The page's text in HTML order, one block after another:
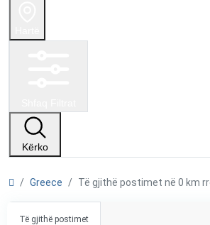
Kërko
Greece Të gjithë postimet në 0 km
Të gjithë postimet